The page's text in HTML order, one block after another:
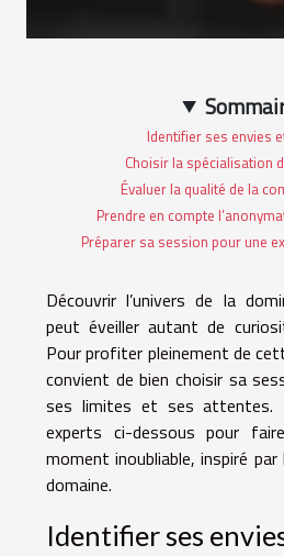
Identifier ses envies
Choisir la spécialisation
Évaluer la qualité de la
Prendre en compte
Préparer sa session pour une
Découvrir l’univers de la
peut éveiller autant de
Pour profiter pleinement de
convient de bien choisir sa
ses limites et ses attentes.
experts ci-dessous pour
moment inoubliable, inspiré par
domaine.
Identifier ses